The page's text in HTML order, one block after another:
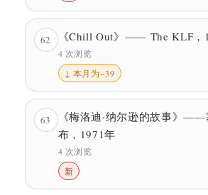
62 《Chill Out》—— The KLF，
4 次浏览
↓ 本月为−39
63
《梅洛迪·纳尔逊的故事》——
布，1971年
4 次浏览
新